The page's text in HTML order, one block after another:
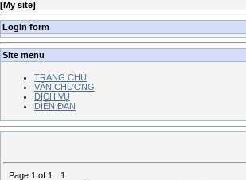
[My site]
Login form
Site menu
TRANG CHỦ
VĂN CHƯƠNG
DỊCH VỤ
DIỄN ĐÀN
Page 1 of 1
1